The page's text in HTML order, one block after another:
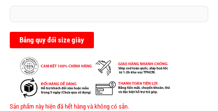
Bảng quy đổi size giày
Sản phẩm này hiện đã hết hàng và không có sẵn.